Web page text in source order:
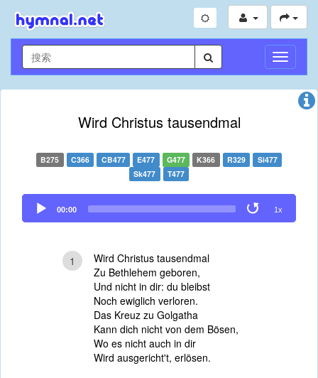
切
换
导
Wird Christus tausendmal
B275 C366 CB477 E477 G477 K366 R329
Si477
Sk477
T477
Audio
Player
00:00 1x
1
Wird Christus tausendmal
Zu Bethlehem geboren,
Und nicht in dir: du bleibst
Noch ewiglich verloren.
Das Kreuz zu Golgatha
Kann dich nicht von dem Bösen,
Wo es nicht auch in dir
Wird ausgericht't, erlösen.